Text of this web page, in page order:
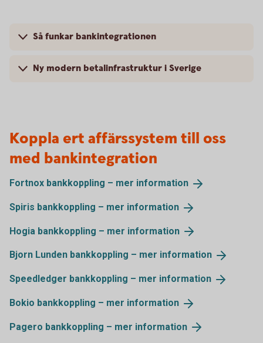
Så funkar bankintegrationen
Ny modern betalinfrastruktur i Sverige
Koppla ert affärssystem till oss
med bankintegration
Fortnox bankkoppling – mer information
Spiris bankkoppling – mer information
Hogia bankkoppling – mer information
Bjorn Lunden bankkoppling – mer information
Speedledger bankkoppling – mer information
Bokio bankkoppling – mer information
Pagero bankkoppling – mer information